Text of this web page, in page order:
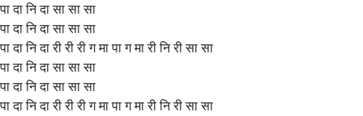
पा दा नि दा सा सा सा
पा दा नि दा सा सा सा
पा दा नि दा री री री ग मा पा ग मा री नि री सा सा
पा दा नि दा सा सा सा
पा दा नि दा सा सा सा
पा दा नि दा री री री ग मा पा ग मा री नि री सा सा